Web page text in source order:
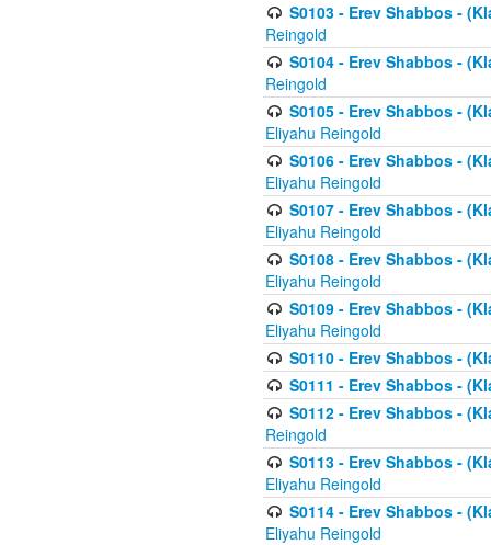
S0103 - Erev Shabbos -
Reingold
S0104 - Erev Shabbos -
Reingold
S0105 - Erev Shabbos -
Eliyahu Reingold
S0106 - Erev Shabbos -
Eliyahu Reingold
S0107 - Erev Shabbos -
Eliyahu Reingold
S0108 - Erev Shabbos -
Eliyahu Reingold
S0109 - Erev Shabbos -
Eliyahu Reingold
S0110 - Erev Shabbos -
S0111 - Erev Shabbos -
S0112 - Erev Shabbos -
Reingold
S0113 - Erev Shabbos -
Eliyahu Reingold
S0114 - Erev Shabbos -
Eliyahu Reingold